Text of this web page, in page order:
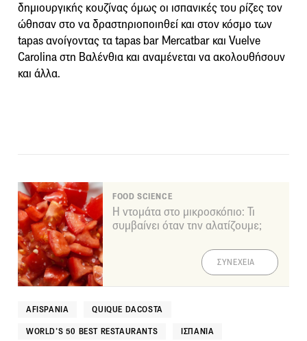
δημιουργικής κουζίνας όμως οι ισπανικές του ρίζες τον
ώθησαν στο να δραστηριοποιηθεί και στον κόσμο των
tapas ανοίγοντας τα tapas bar Mercatbar και Vuelve
Carolina στη Βαλένθια και αναμένεται να ακολουθήσουν
και άλλα.
FOOD SCIENCE
Η ντομάτα στο μικροσκόπιο: Τι
συμβαίνει όταν την αλατίζουμε;
ΣΥΝΕΧΕΙΑ
AFISPANIA QUIQUE DACOSTA
WORLD’S 50 BEST RESTAURANTS ΙΣΠΑΝΊΑ